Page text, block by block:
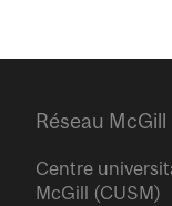
Réseau McGill
Centre
McGill (CUSM)